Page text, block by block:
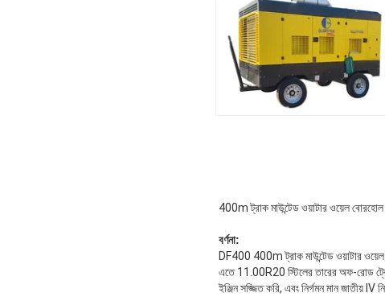
400m ট্রাক মাউন্টেড ওয়াটার ওয়েল বোরহোল
বর্ণনা:
DF400 400m ট্রাক মাউন্টেড ওয়াটার ওয়েল
এতে 11.00R20 স্টিলের তারের অফ-রোড
ইঞ্জিন সজ্জিত করি, এবং নির্গমন মান জাতীয় IV